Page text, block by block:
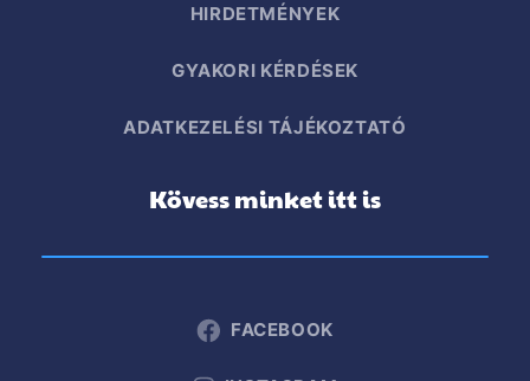
HIRDETMÉNYEK
GYAKORI KÉRDÉSEK
ADATKEZELÉSI TÁJÉKOZTATÓ
Kövess minket itt is
FACEBOOK